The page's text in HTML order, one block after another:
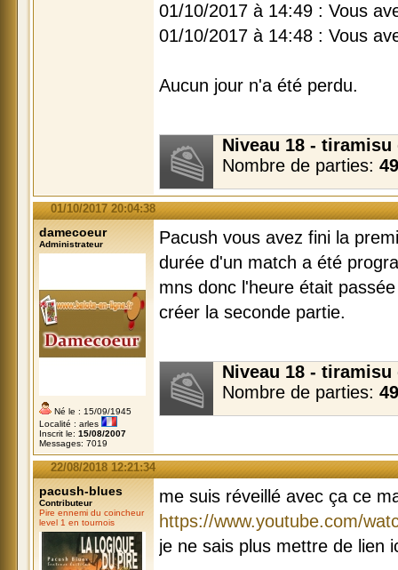
01/10/2017 à 14:49 : Vous
01/10/2017 à 14:48 : Vous
Aucun jour n'a été perdu.
Niveau 18 - tiramisu
Nombre de parties:
01/10/2017 20:04:38
damecoeur
Administrateur
Né le : 15/09/1945
Localité : arles
Inscrit le: 15/08/2007
Messages: 7019
Pacush vous avez fini la
durée d'un match a été
mns donc l'heure était
créer la seconde partie.
Niveau 18 - tiramisu
Nombre de parties:
22/08/2018 12:21:34
pacush-blues
Contributeur
Pire ennemi du coincheur
level 1 en tournois
me suis réveillé avec ça ce
https://www.youtube.com/
je ne sais plus mettre de lien